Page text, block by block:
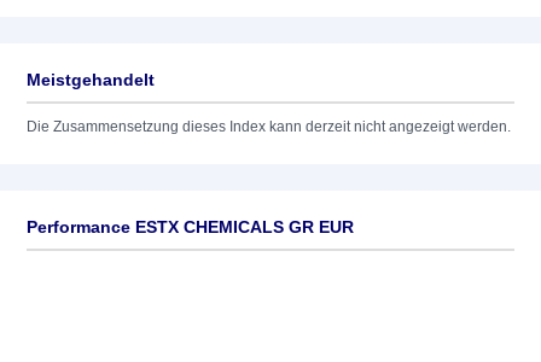
Meistgehandelt
Die Zusammensetzung dieses Index kann derzeit nicht angezeigt werden.
Performance ESTX CHEMICALS GR EUR